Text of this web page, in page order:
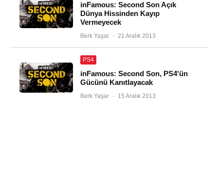
inFamous: Second Son Açık
Dünya Hissinden Kayıp
Vermeyecek
Berk Yaşar · 21 Aralık 2013
PS4
inFamous: Second Son, PS4'ün
Gücünü Kanıtlayacak
Berk Yaşar · 15 Aralık 2013